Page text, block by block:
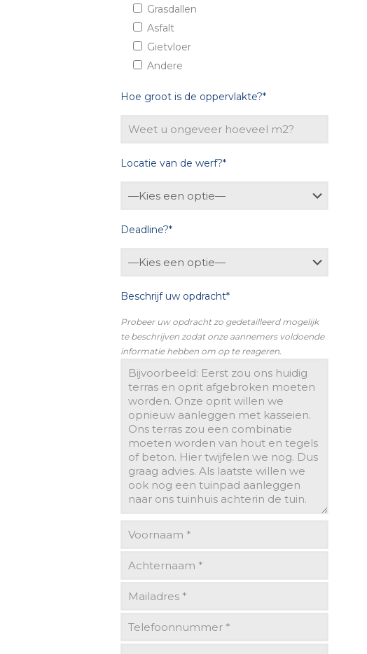
Grasdallen
Asfalt
Gietvloer
Andere
Hoe groot is de oppervlakte?*
Locatie van de werf?*
Deadline?*
Beschrijf uw opdracht*
Probeer uw opdracht zo gedetailleerd mogelijk
te beschrijven zodat onze aannemers voldoende
informatie hebben om op te reageren.